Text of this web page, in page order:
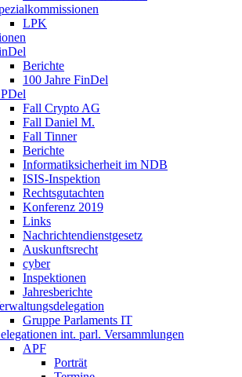
LPK
Berichte
100 Jahre FinDel
Fall Crypto AG
Fall Daniel M.
Fall Tinner
Berichte
Informatiksicherheit ­im NDB
ISIS-Inspektion
Rechtsgutachten
Konferenz 2019
Links
Nachrichtendienstgesetz
Auskunftsrecht
cyber
Inspektionen
Jahresberichte
Gruppe Parlaments IT
int. parl. Versammlungen
APF
Porträt